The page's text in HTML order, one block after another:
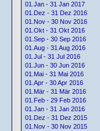
01.Jan - 31 Jan 2017
01.Dez - 31 Dez 2016
01.Nov - 30 Nov 2016
01.Okt - 31 Okt 2016
01.Sep - 30 Sep 2016
01.Aug - 31 Aug 2016
01.Jul - 31 Jul 2016
01.Jun - 30 Jun 2016
01.Mai - 31 Mai 2016
01.Apr - 30 Apr 2016
01.Mär - 31 Mär 2016
01.Feb - 29 Feb 2016
01.Jan - 31 Jan 2016
01.Dez - 31 Dez 2015
01.Nov - 30 Nov 2015